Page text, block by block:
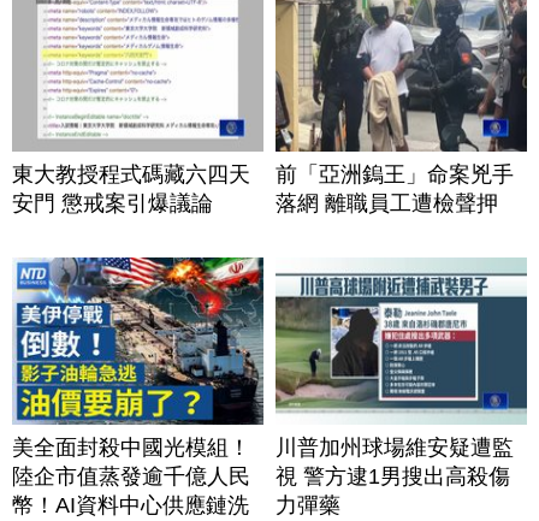
東大教授程式碼藏六四天
安門 懲戒案引爆議論
前「亞洲鎢王」命案兇手
落網 離職員工遭檢聲押
美全面封殺中國光模組！
陸企市值蒸發逾千億人民
幣！AI資料中心供應鏈洗
川普加州球場維安疑遭監
視 警方逮1男搜出高殺傷
力彈藥